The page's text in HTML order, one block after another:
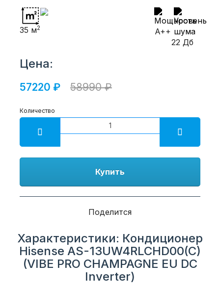
35 м2
A++
22 Дб
Цена:
57220 ₽ 58990 ₽
Количество
Купить
Поделится
Характеристики: Кондиционер
Hisense AS-13UW4RLCHD00(C)
(VIBE PRO CHAMPAGNE EU DC
Inverter)